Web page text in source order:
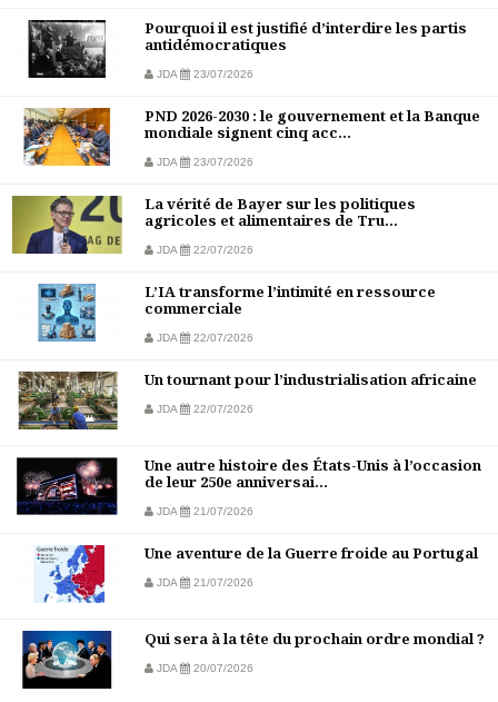
Pourquoi il est justifié d’interdire les partis
antidémocratiques
JDA 23/07/2026
PND 2026-2030 : le gouvernement et la Banque
mondiale signent cinq acc...
JDA 23/07/2026
La vérité de Bayer sur les politiques
agricoles et alimentaires de Tru...
JDA 22/07/2026
L’IA transforme l’intimité en ressource
commerciale
JDA 22/07/2026
Un tournant pour l’industrialisation africaine
JDA 22/07/2026
Une autre histoire des États-Unis à l’occasion
de leur 250e anniversai...
JDA 21/07/2026
Une aventure de la Guerre froide au Portugal
JDA 21/07/2026
Qui sera à la tête du prochain ordre mondial ?
JDA 20/07/2026